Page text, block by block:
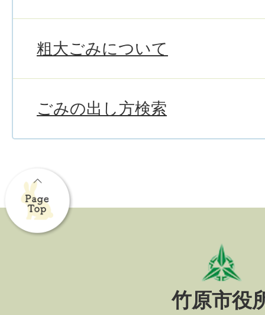
粗大ごみについて
ごみの出し方検索
竹原市役